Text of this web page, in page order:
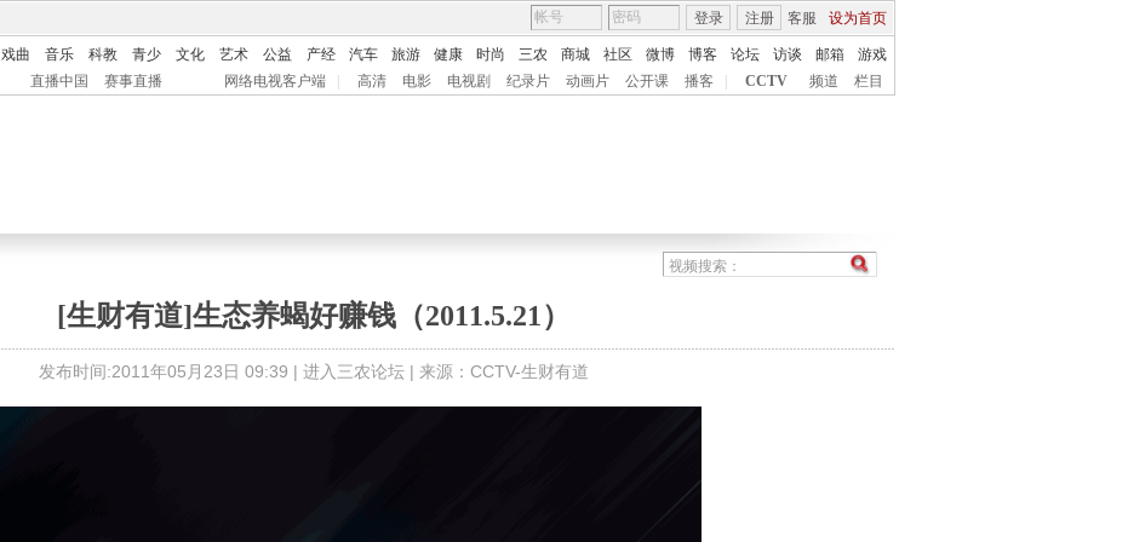
客服 设为首页
登录 注册
戏曲 音乐 科教 青少 文化 艺术 公益 产经 汽车 旅游 健康 时尚 三农 商城 社区 微博 博客 论坛 访谈 邮箱
游戏
直播中国 赛事直播 网络电视客户端 高清 电影 电视剧 纪录片 动画片 公开课 播客 CCTV 频道 栏目
[生财有道]生态养蝎好赚钱（2011.5.21）
发布时间:2011年05月23日 09:39 | 进入三农论坛 | 来源：CCTV-生财有道